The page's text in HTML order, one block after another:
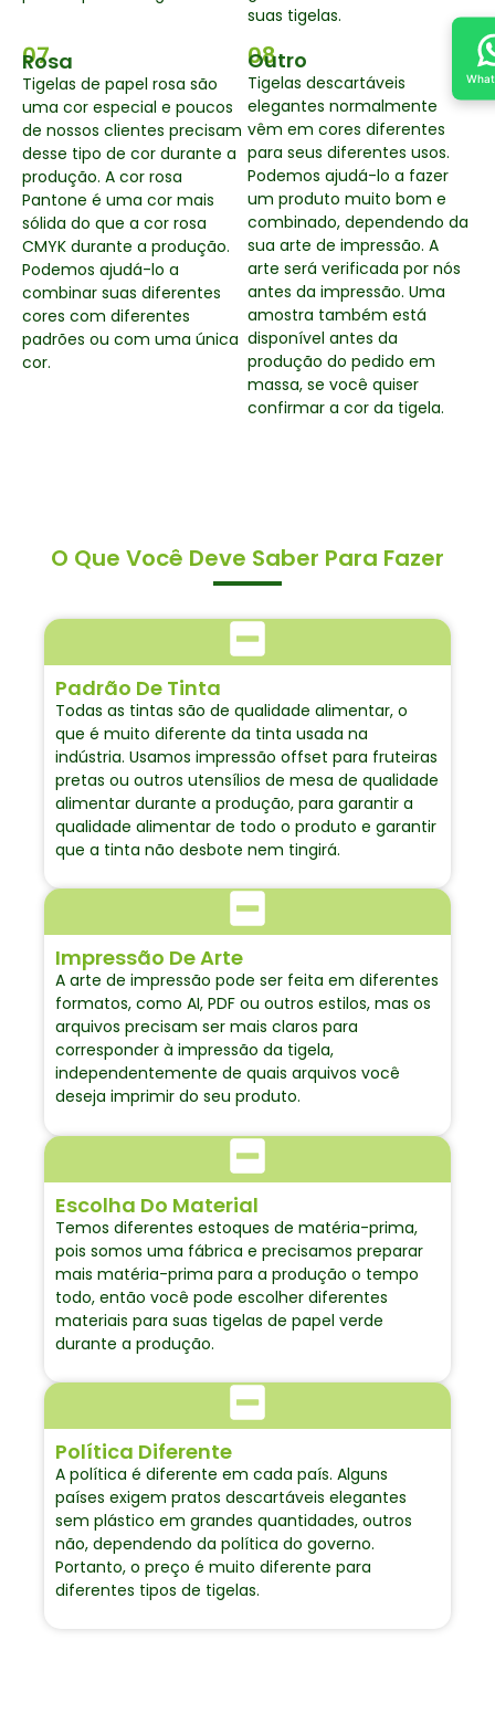
suas tigelas.
07
Rosa
Tigelas de papel rosa são
uma cor especial e poucos
de nossos clientes precisam
desse tipo de cor durante a
produção. A cor rosa
Pantone é uma cor mais
sólida do que a cor rosa
CMYK durante a produção.
Podemos ajudá-lo a
combinar suas diferentes
cores com diferentes
padrões ou com uma única
cor.
08
Outro
Tigelas descartáveis
elegantes normalmente
vêm em cores diferentes
para seus diferentes usos.
Podemos ajudá-lo a fazer
um produto muito bom e
combinado, dependendo da
sua arte de impressão. A
arte será verificada por nós
antes da impressão. Uma
amostra também está
disponível antes da
produção do pedido em
massa, se você quiser
confirmar a cor da tigela.
O Que Você Deve Saber Para Fazer
Padrão De Tinta
Todas as tintas são de qualidade alimentar, o
que é muito diferente da tinta usada na
indústria. Usamos impressão offset para fruteiras
pretas ou outros utensílios de mesa de qualidade
alimentar durante a produção, para garantir a
qualidade alimentar de todo o produto e garantir
que a tinta não desbote nem tingirá.
Impressão De Arte
A arte de impressão pode ser feita em diferentes
formatos, como AI, PDF ou outros estilos, mas os
arquivos precisam ser mais claros para
corresponder à impressão da tigela,
independentemente de quais arquivos você
deseja imprimir do seu produto.
Escolha Do Material
Temos diferentes estoques de matéria-prima,
pois somos uma fábrica e precisamos preparar
mais matéria-prima para a produção o tempo
todo, então você pode escolher diferentes
materiais para suas tigelas de papel verde
durante a produção.
Política Diferente
A política é diferente em cada país. Alguns
países exigem pratos descartáveis elegantes
sem plástico em grandes quantidades, outros
não, dependendo da política do governo.
Portanto, o preço é muito diferente para
diferentes tipos de tigelas.